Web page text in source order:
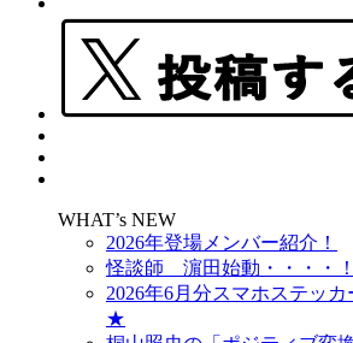
WHAT’s NEW
2026年登場メンバー紹介！
怪談師 濵田始動・・・・！
2026年6月分スマホステッ
★